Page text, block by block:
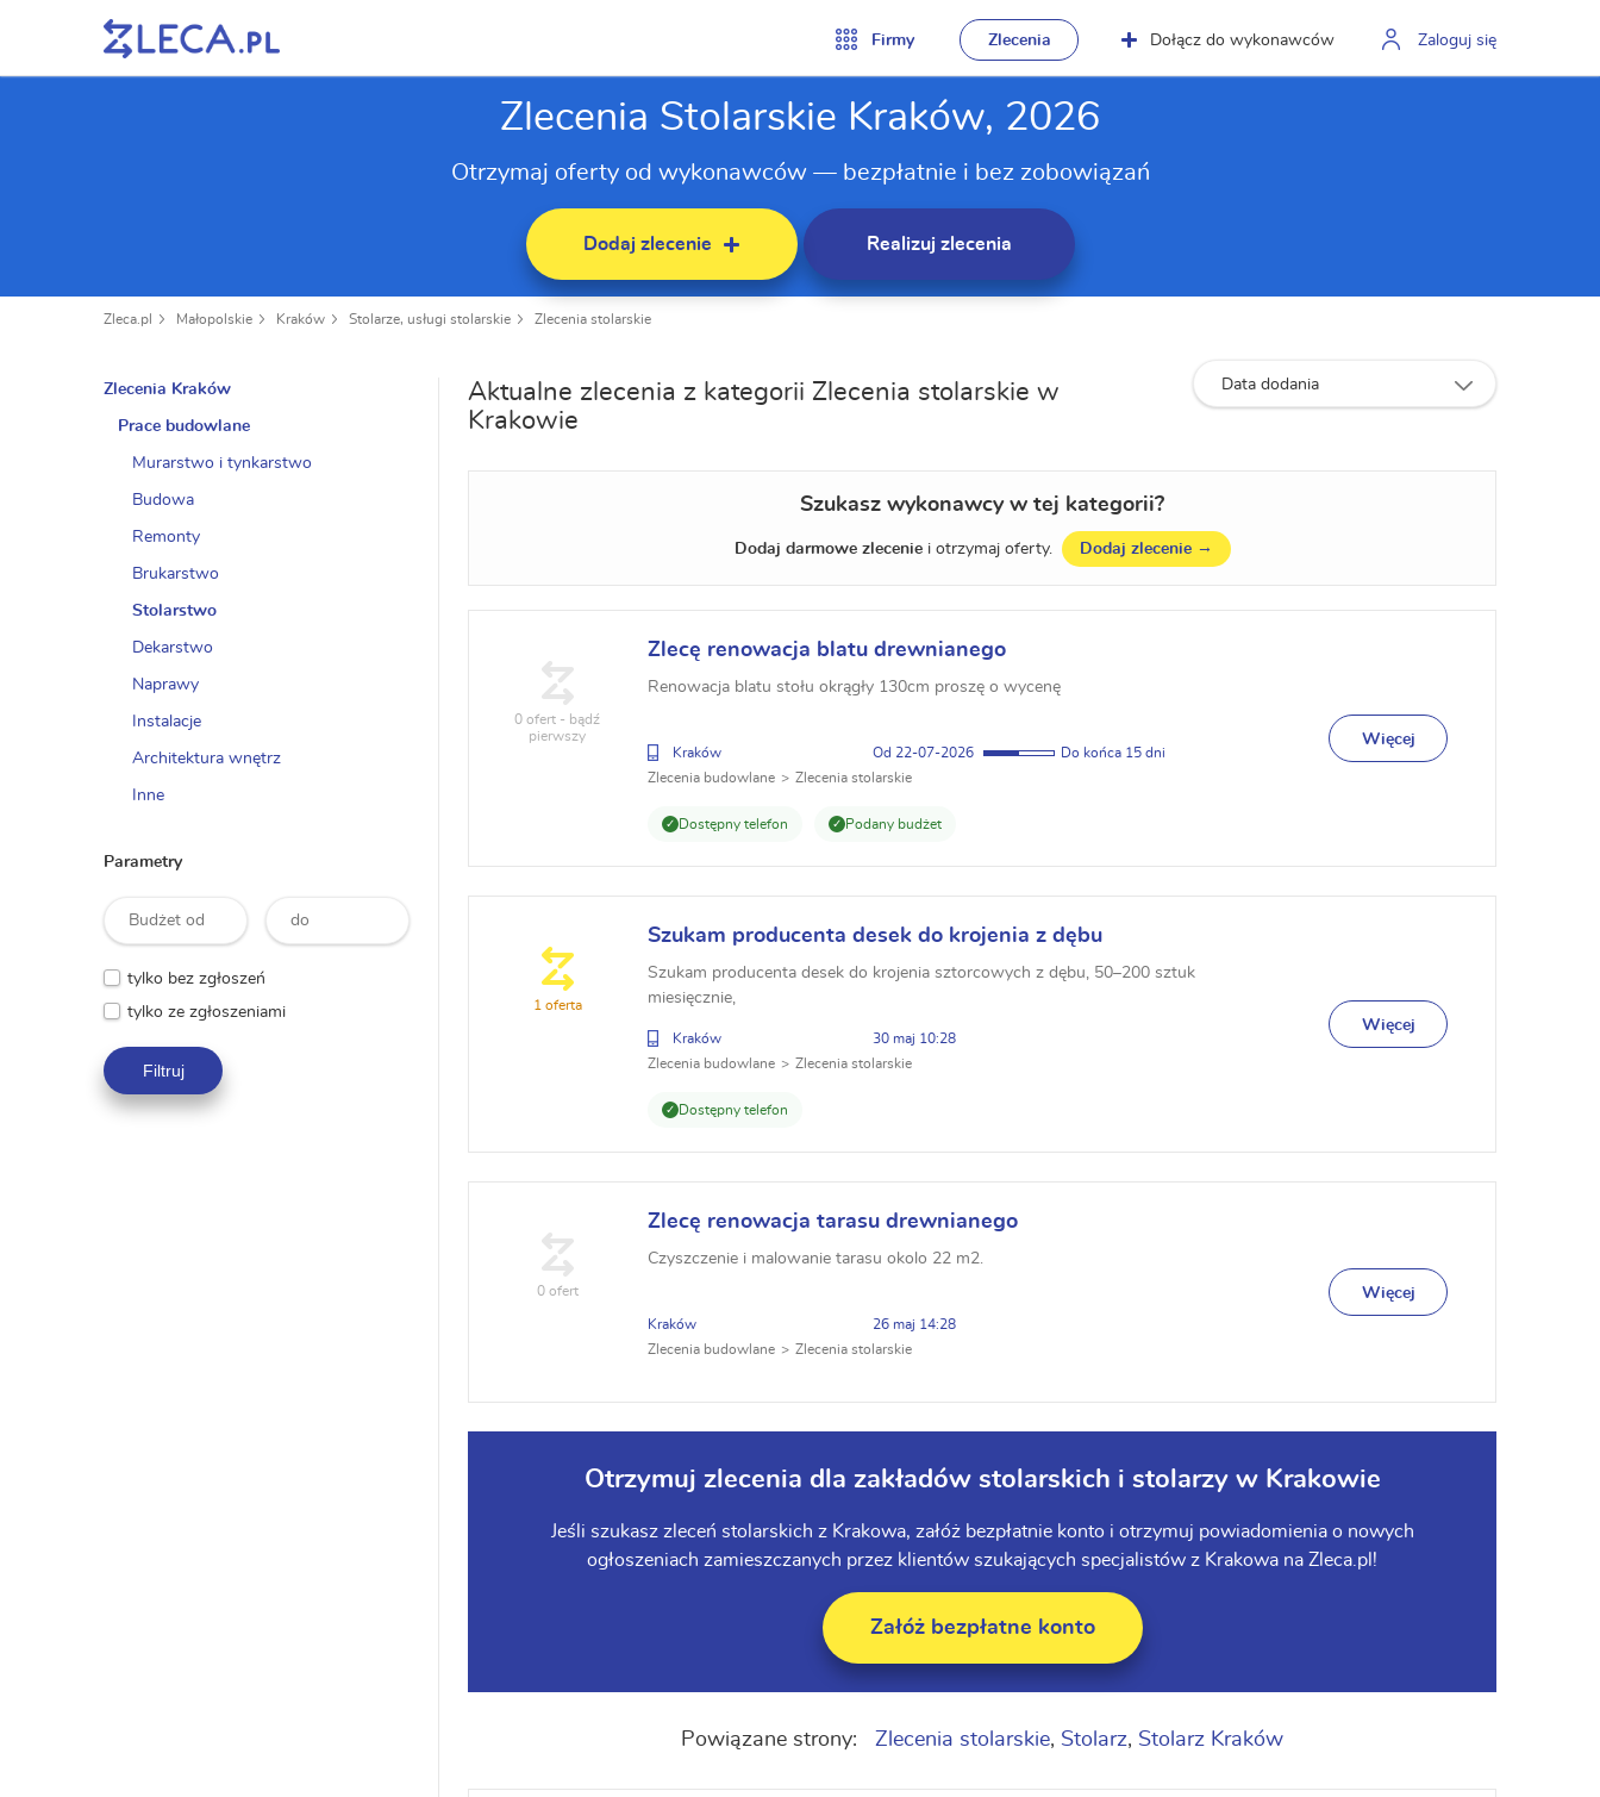
Firmy Zlecenia Dołącz do wykonawców Zaloguj się
Zlecenia Stolarskie Kraków, 2026
Otrzymaj oferty od wykonawców — bezpłatnie i bez zobowiązań
Dodaj zlecenie Realizuj zlecenia
Zleca.pl Małopolskie Kraków Stolarze, usługi stolarskie Zlecenia stolarskie
Data dodania
Aktualne zlecenia z kategorii Zlecenia stolarskie w
Krakowie
Szukasz wykonawcy w tej kategorii?
Dodaj darmowe zleceniei otrzymaj oferty. Dodaj zlecenie →
Zlecę renowacja blatu drewnianego
Renowacja blatu stołu okrągły 130cm proszę o wycenę
Kraków 22-07-2026
15
Zlecenia budowlane
Zlecenia stolarskie
Dostępny telefon Podany budżet
0 ofert - bądź
pierwszy
Więcej
Szukam producenta desek do krojenia z dębu
Szukam producenta desek do krojenia sztorcowych z dębu, 50–200 sztuk
miesięcznie,
Kraków
30 maj 10:28
Zlecenia budowlane
Zlecenia stolarskie
Dostępny telefon
1 oferta
Więcej
Zlecę renowacja tarasu drewnianego
Czyszczenie i malowanie tarasu okolo 22 m2.
Kraków
26 maj 14:28
Zlecenia budowlane
Zlecenia stolarskie
0 ofert Więcej
Otrzymuj zlecenia dla zakładów stolarskich i stolarzy w Krakowie
Jeśli szukasz zleceń stolarskich z Krakowa, załóż bezpłatnie konto i otrzymuj powiadomienia o nowych
ogłoszeniach zamieszczanych przez klientów szukających specjalistów z Krakowa na Zleca.pl!
Załóż bezpłatne konto
Powiązane strony: Zlecenia stolarskie, Stolarz, Stolarz Kraków
Zlecenia Kraków
Prace budowlane
Murarstwo i tynkarstwo
Budowa
Remonty
Brukarstwo
Stolarstwo
Dekarstwo
Naprawy
Instalacje
Architektura wnętrz
Inne
Parametry
tylko bez zgłoszeń
tylko ze zgłoszeniami
Filtruj